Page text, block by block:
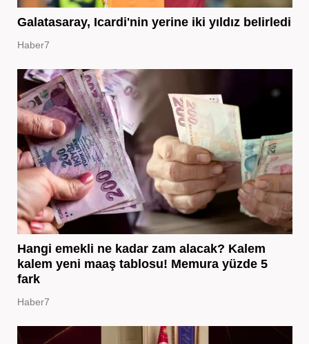
Galatasaray, Icardi'nin yerine iki yıldız belirledi
Haber7
Hangi emekli ne kadar zam alacak? Kalem
kalem yeni maaş tablosu! Memura yüzde 5
fark
Haber7